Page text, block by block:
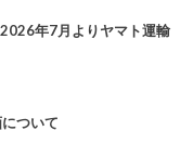
年7月よりヤマト運輸
ついて